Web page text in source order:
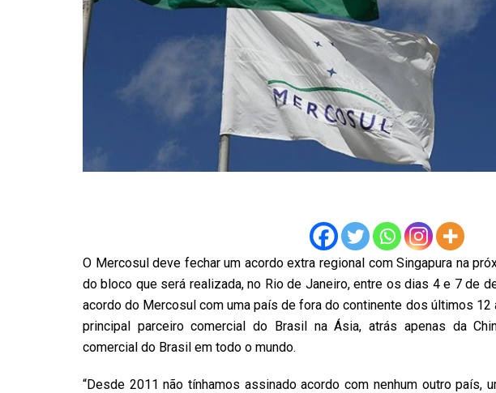
O Mercosul deve fechar um acordo extra regional com Singapura na
do bloco que será realizada, no Rio de Janeiro, entre os dias 4 e 7 de
acordo do Mercosul com uma país de fora do continente dos últimos 12
principal parceiro comercial do Brasil na Ásia, atrás apenas da
comercial do Brasil em todo o mundo.
“Desde 2011 não tínhamos assinado acordo com nenhum outro país,